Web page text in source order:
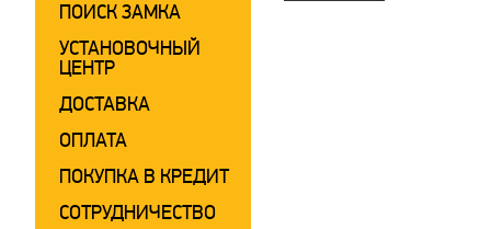
ПОИСК ЗАМКА
УСТАНОВОЧНЫЙ
ЦЕНТР
ДОСТАВКА
ОПЛАТА
ПОКУПКА В КРЕДИТ
СОТРУДНИЧЕСТВО